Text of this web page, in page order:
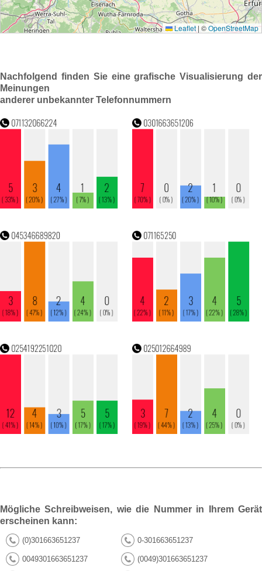
Nachfolgend finden Sie eine grafische Visualisierung der
Meinungen
anderer unbekannter Telefonnummern
Mögliche Schreibweisen, wie die Nummer in Ihrem Gerät
erscheinen kann:
(0)301663651237 0-301663651237
0049301663651237 (0049)301663651237